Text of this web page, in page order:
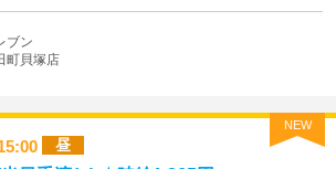
ブン
町貝塚店
NEW
昼